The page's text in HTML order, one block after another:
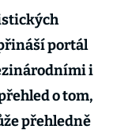
portál
i
o tom,
přehledně